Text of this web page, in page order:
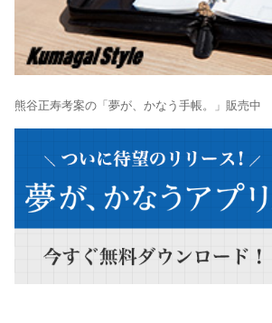
熊谷正寿考案の「夢が、かなう手帳。」販売中